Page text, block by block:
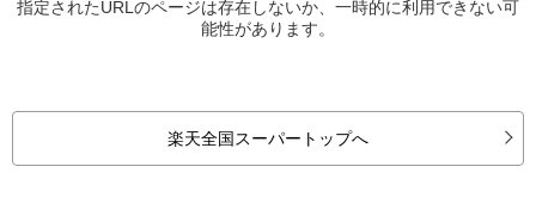
指定されたURLのページは存在しないか、一時的に利用できない可
能性があります。
楽天全国スーパートップへ